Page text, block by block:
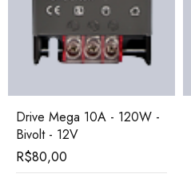
Drive Mega 10A - 120W -
Bivolt - 12V
R$80,00